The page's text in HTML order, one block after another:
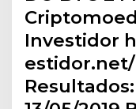
Investidor
estidor.net/